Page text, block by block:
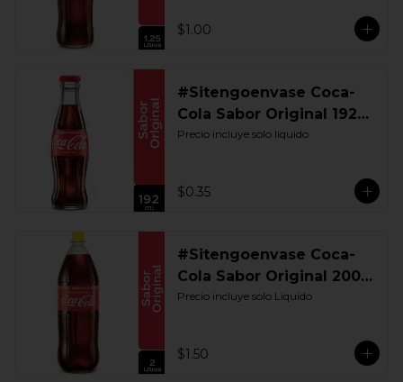
$1.00
#Sitengoenvase Coca-
Cola Sabor Original 192
ML. Retornable
Precio incluye solo líquido
$0.35
#Sitengoenvase Coca-
Cola Sabor Original 2000
ML. Retornable
Precio incluye solo Liquido
$1.50